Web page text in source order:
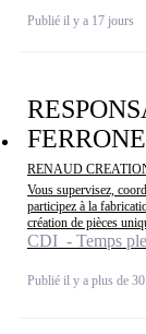
Publié il y a 17 jours
RENAUD
Vous supervisez,
participez à la
création de pièces
CDI - Temps
Publié il y a plus de